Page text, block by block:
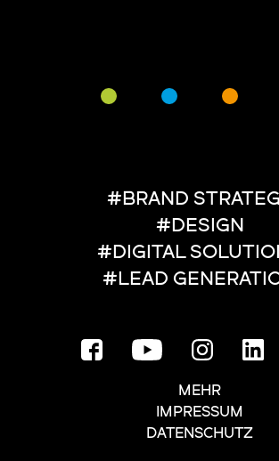
#BRAND
#DESIGN
#DIGITAL
#LEAD
MEHR
IMPRESSUM
DATENSCHUTZ